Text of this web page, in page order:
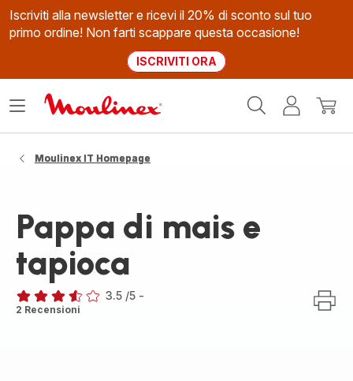
Iscriviti alla newsletter e ricevi il 20% di sconto sul tuo
primo ordine! Non farti scappare questa occasione!
ISCRIVITI ORA
Il
Apri
Moulinex IT Homepage
Pappa di mais e
tapioca
ratings.3.5
3.5 /5 -
2 Recensioni